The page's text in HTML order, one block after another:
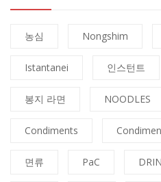
농심 Nongshim
Istantanei 인스턴트
봉지 라면 NOODLES
Condiments
면류 PaC